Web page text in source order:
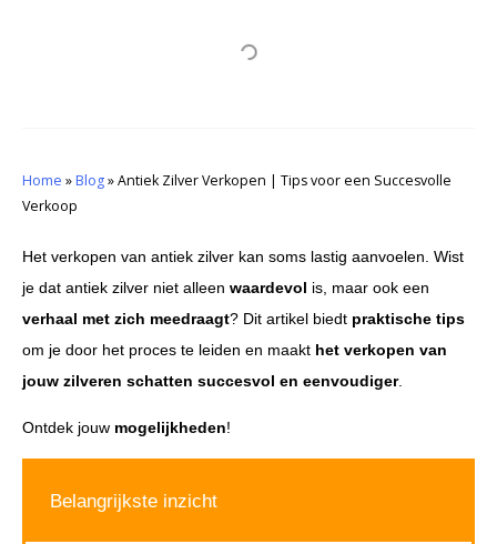
Home » Blog»Antiek Zilver Verkopen | Tips voor een Succesvolle
Verkoop
Het verkopen van antiek zilver kan soms lastig aanvoelen. Wist
je dat antiek zilver niet alleen waardevol is, maar ook een
verhaal met zich meedraagt? Dit artikel biedt praktische tips
om je door het proces te leiden en maakt het verkopen van
jouw zilveren schatten succesvol en eenvoudiger.
Ontdek jouw mogelijkheden!
Belangrijkste inzicht